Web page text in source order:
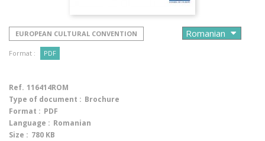
EUROPEAN CULTURAL CONVENTION
Format : PDF
Ref. 116414ROM
Type of document : Brochure
Format : PDF
Language : Romanian
Size : 780 KB